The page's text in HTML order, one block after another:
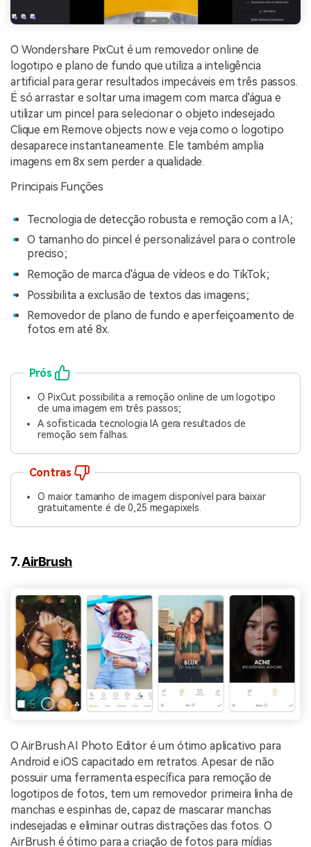
O Wondershare PixCut é um removedor online de
logotipo e plano de fundo que utiliza a inteligência
artificial para gerar resultados impecáveis em três passos.
É só arrastar e soltar uma imagem com marca d'água e
utilizar um pincel para selecionar o objeto indesejado.
Clique em Remove objects now e veja como o logotipo
desaparece instantaneamente. Ele também amplia
imagens em 8x sem perder a qualidade.
Principais Funções
Tecnologia de detecção robusta e remoção com a IA;
O tamanho do pincel é personalizável para o controle
preciso;
Remoção de marca d'água de vídeos e do TikTok;
Possibilita a exclusão de textos das imagens;
Removedor de plano de fundo e aperfeiçoamento de
fotos em até 8x.
Prós
O PixCut possibilita a remoção online de um logotipo
de uma imagem em três passos;
A sofisticada tecnologia IA gera resultados de
remoção sem falhas.
Contras
O maior tamanho de imagem disponível para baixar
gratuitamente é de 0,25 megapixels.
7.AirBrush
O AirBrush AI Photo Editor é um ótimo aplicativo para
Android e iOS capacitado em retratos. Apesar de não
possuir uma ferramenta específica para remoção de
logotipos de fotos, tem um removedor primeira linha de
manchas e espinhas de, capaz de mascarar manchas
indesejadas e eliminar outras distrações das fotos. O
AirBrush é ótimo para a criação de fotos para mídias